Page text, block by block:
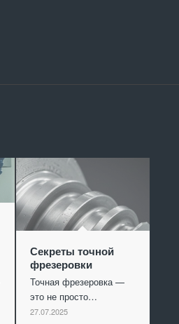
Секреты точной
фрезеровки
Точная фрезеровка —
это не просто…
27.07.2025